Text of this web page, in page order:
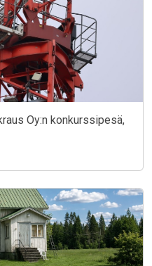
Oy:n konkurssipesä,